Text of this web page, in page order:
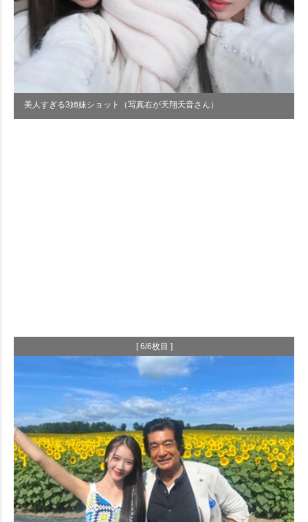
美人すぎる3姉妹ショット（写真右が天翔天音さん）
[ 6/6枚目 ]